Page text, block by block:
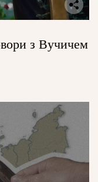
з Вучичем